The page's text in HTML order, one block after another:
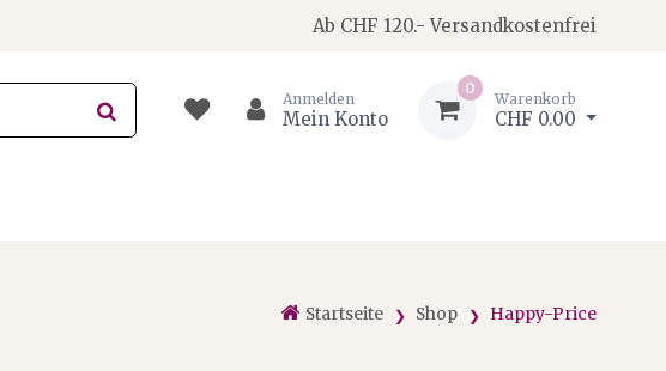
Ab CHF 120.- Versandkostenfrei
Anmelden
Mein Konto
0
Warenkorb
CHF 0.00
Startseite Shop Happy-Price